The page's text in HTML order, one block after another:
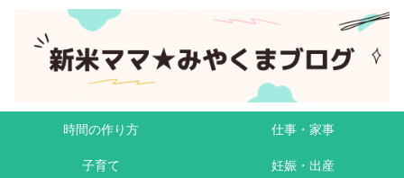
時間の作り方 仕事・家事
子育て 妊娠・出産